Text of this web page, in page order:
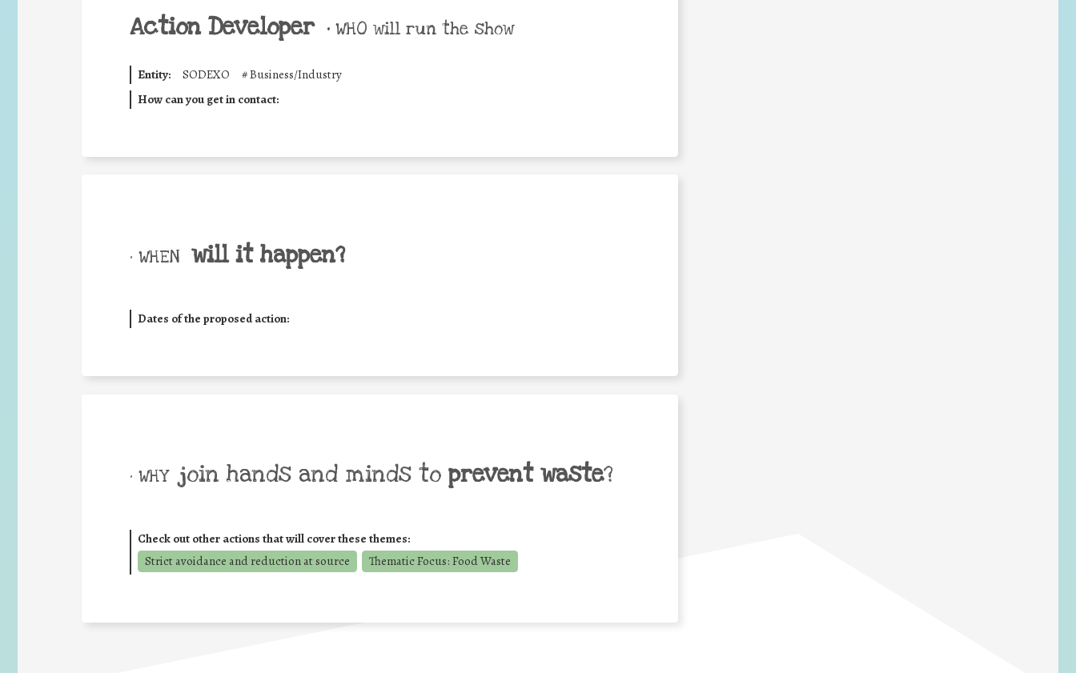
Action Developer • WHO will run the show
Entity: SODEXO #Business/Industry
How can you get in contact:
• WHEN will it happen?
Dates of the proposed action:
• WHY join hands and minds to prevent waste?
Check out other actions that will cover these themes:
Strict avoidance and reduction at source
Thematic Focus: Food Waste